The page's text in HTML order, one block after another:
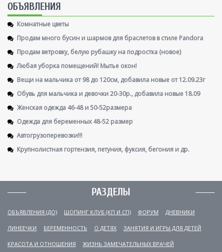
ОБЪЯВЛЕНИЯ
Комнатные цветы
Продам много бусин и шармов для браслетов в стиле Pandora
Продам ветровку, белую рубашку на подростка (новое)
Любая уборка помещений! Мытье окон!
Вещи на мальчика от 98 до 120см, добавила новые от 12.09.23г
Обувь для мальчика и девочки 20-30р., добавила новые 18.09
Женская одежда 46-48 и 50-52размера
Одежда для беременных 48-52 размер
Автогрузоперевозки!!!
Крупнолистная гортензия, петуния, фуксия, бегония и др.
РАЗДЕЛЫ
ОБЪЯВЛЕНИЯ (ДО) ШОПИНГ КЛУБ (КП И СП) ФОРУМ ДНЕВНИКИ
ЛИНЕЕЧКИ БЕРЕМЕННОСТЬ О ДЕТЯХ ЗАНЯТИЯ И ИГРЫ ДЛЯ ДЕТЕЙ
КРАСОТА И ОТНОШЕНИЯ ЖИЗНЬ ЗАМЕЧАТЕЛЬНЫХ ВРАЧЕЙ